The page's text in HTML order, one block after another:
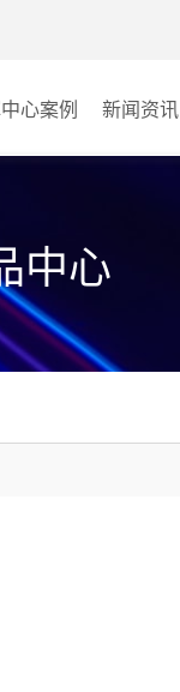
心案例
府指挥中心
据指挥中心
控指挥中心
新闻资讯
中心